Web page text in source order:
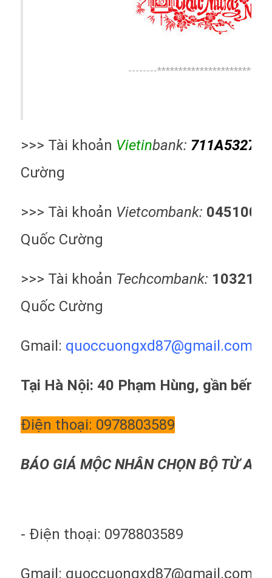
--------
>>> Tài khoản Vietinbank:
Cường
>>> Tài khoản Vietcombank:
Quốc Cường
>>> Tài khoản Techcombank:
Quốc Cường
Gmail: quoccuongxd87@gmail.com
Tại Hà Nội: 40 Phạm Hùng, gần bến
Điện thoại: 0978803589
BÁO GIÁ MỘC NHÂN CHỌN BỘ TỪ A
- Điện thoại: 0978803589
Gmail: quoccuongxd87@gmail.com